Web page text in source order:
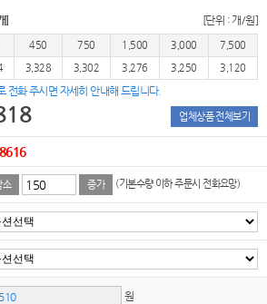
] [단위 : 개/원]
450 750 1,500 3,000
7,500
3,328 3,302 3,276 3,250 3,120
전화 주시면 자세히 안내해 드립니다.
업체상품 전체보기
소 증가 (기본수량 이하 주문시 전화요망)
원